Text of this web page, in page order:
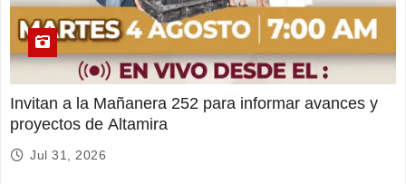
Invitan a la Mañanera 252 para informar avances y
proyectos de Altamira
Jul 31, 2026